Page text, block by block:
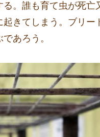
。誰も育て虫が死
きてしまう。ブリ
あろう。